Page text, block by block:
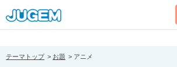
[pear_error: message="Success" code=0
prefix="" info=""]
テーマトップ お題 アニメ